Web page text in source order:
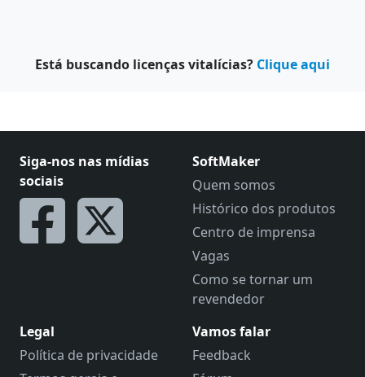
Está buscando licenças vitalícias? Clique aqui
Siga-nos nas mídias
sociais
SoftMaker
Quem somos
Histórico dos produtos
Centro de imprensa
Vagas
Como se tornar um
revendedor
Legal
Política de privacidade
Vamos falar
Feedback